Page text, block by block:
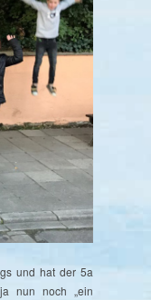
und hat der 5a
nun noch „ein